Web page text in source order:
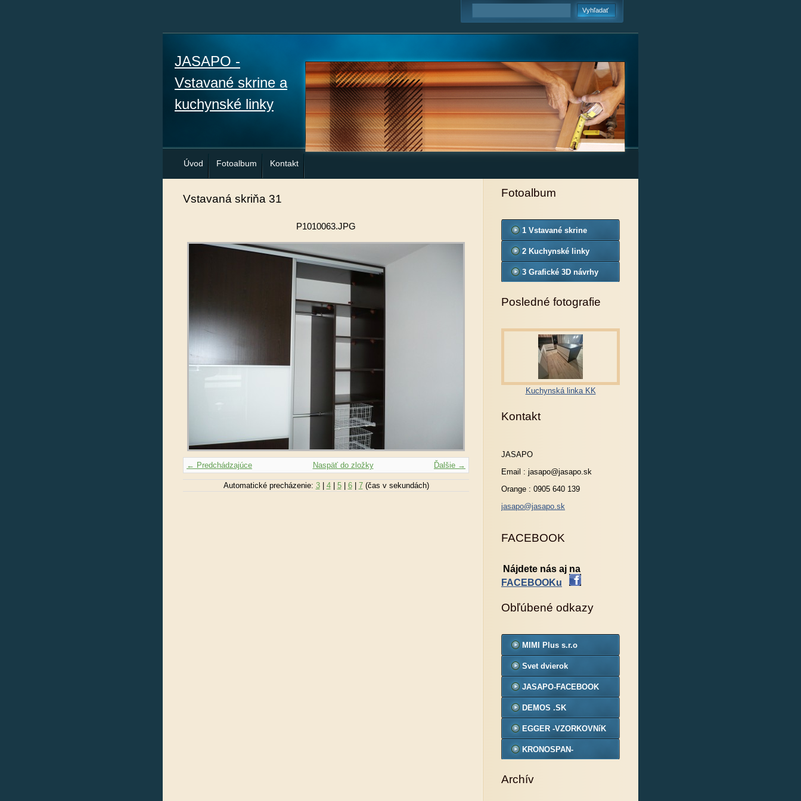
JASAPO -
Vstavané skrine a
kuchynské linky
Úvod Fotoalbum Kontakt
Vstavaná skriňa 31
P1010063.JPG
← Predchádzajúce Ďalšie →
Naspäť do zložky
Automatické precházenie: 3| 4| 5| 6| 7(čas v sekundách)
Fotoalbum
1 Vstavané skrine
2 Kuchynské linky
3 Grafické 3D návrhy
Posledné fotografie
Kuchynská linka KK
Kontakt
JASAPO
Email : jasapo@jasapo.sk
Orange : 0905 640 139
jasapo@jasapo.sk
FACEBOOK
Nájdete nás aj na
FACEBOOKu
Obľúbené odkazy
MIMI Plus s.r.o
Svet dvierok
JASAPO-FACEBOOK
DEMOS .SK
EGGER -VZORKOVNíK
KRONOSPAN-
Archív